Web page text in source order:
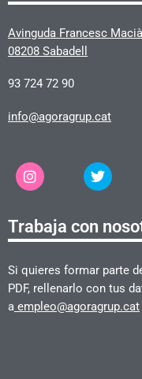
Avinguda Francesc
08208 Sabadell
93 724 72 90
info@agoragrup.cat
Trabaja con
Si quieres formar parte
PDF, rellenarlo con tus
a empleo@agoragrup.cat